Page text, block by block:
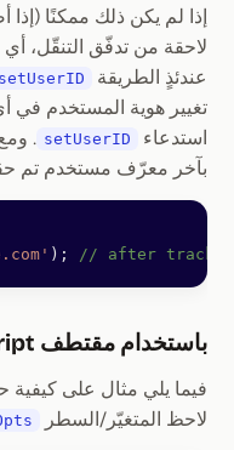
لاحقة من تدفّق التنقّل،
عندئذٍ الطريقة
setUserID
تغيير هوية المستخدم في
استدعاء
setUserID
بآخر معرّف مستخدم تم
); // after
باستخدام مقتطف JavaScript
لاحظ المتغيّر/السطر